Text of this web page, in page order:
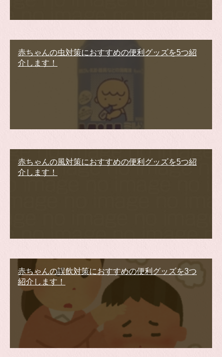
赤ちゃんの虫対策におすすめの便利グッズを5つ紹
介します！
赤ちゃんの風対策におすすめの便利グッズを5つ紹
介します！
赤ちゃんの誤飲対策におすすめの便利グッズを3つ
紹介します！